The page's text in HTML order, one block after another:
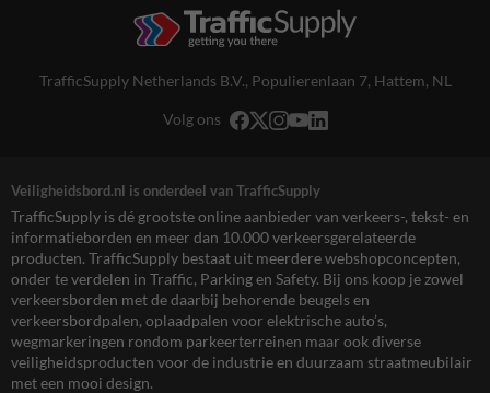
TrafficSupply Netherlands B.V., Populierenlaan 7, Hattem, NL
Volg ons
Veiligheidsbord.nl is onderdeel van TrafficSupply
TrafficSupply is dé grootste online aanbieder van verkeers-, tekst- en
informatieborden en meer dan 10.000 verkeersgerelateerde
producten. TrafficSupply bestaat uit meerdere webshopconcepten,
onder te verdelen in Traffic, Parking en Safety. Bij ons koop je zowel
verkeersborden met de daarbij behorende beugels en
verkeersbordpalen, oplaadpalen voor elektrische auto’s,
wegmarkeringen rondom parkeerterreinen maar ook diverse
veiligheidsproducten voor de industrie en duurzaam straatmeubilair
met een mooi design.